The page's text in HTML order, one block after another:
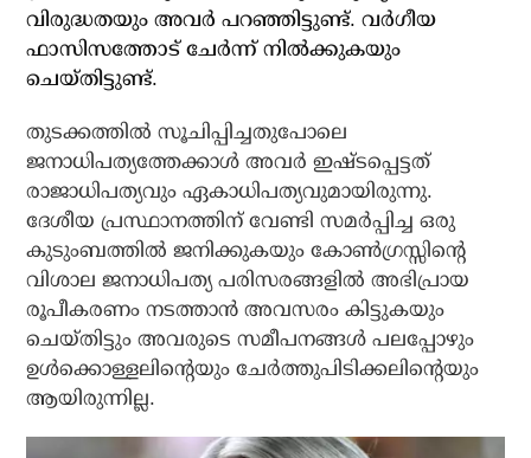
വിരുദ്ധതയും അവര്‍ പറഞ്ഞിട്ടുണ്ട്. വര്‍ഗീയ
ഫാസിസത്തോട് ചേര്‍ന്ന് നില്‍ക്കുകയും
ചെയ്തിട്ടുണ്ട്.
തുടക്കത്തില്‍ സൂചിപ്പിച്ചതുപോലെ
ജനാധിപത്യത്തേക്കാള്‍ അവര്‍ ഇഷ്ടപ്പെട്ടത്
രാജാധിപത്യവും ഏകാധിപത്യവുമായിരുന്നു.
ദേശീയ പ്രസ്ഥാനത്തിന് വേണ്ടി സമര്‍പ്പിച്ച ഒരു
കുടുംബത്തില്‍ ജനിക്കുകയും കോണ്‍ഗ്രസ്സിന്റെ
വിശാല ജനാധിപത്യ പരിസരങ്ങളില്‍ അഭിപ്രായ
രൂപീകരണം നടത്താന്‍ അവസരം കിട്ടുകയും
ചെയ്തിട്ടും അവരുടെ സമീപനങ്ങള്‍ പലപ്പോഴും
ഉള്‍ക്കൊള്ളലിന്റെയും ചേര്‍ത്തുപിടിക്കലിന്റെയും
ആയിരുന്നില്ല.